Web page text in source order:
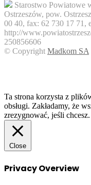
Starostwo Powiatowe
Ostrzeszów, pow.
00 40, fax: 62 730 17 71,
http://
250856606
© Copyright Madkom SA
Ta strona korzysta z
obsługi. Zakładamy, że
zrezygnować, jeśli chcesz.
Close
Privacy Overview